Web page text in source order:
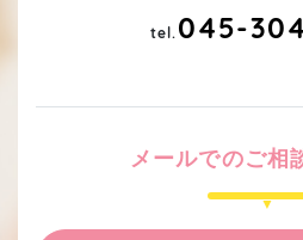
tel. 045-
メールでのご相